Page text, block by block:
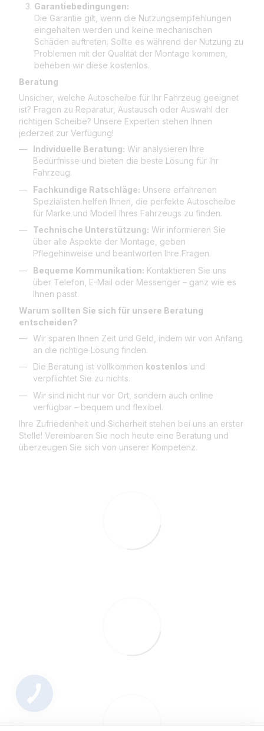
Garantiebedingungen:
Die Garantie gilt, wenn die Nutzungsempfehlungen
eingehalten werden und keine mechanischen
Schäden auftreten. Sollte es während der Nutzung zu
Problemen mit der Qualität der Montage kommen,
beheben wir diese kostenlos.
Beratung
Unsicher, welche Autoscheibe für Ihr Fahrzeug geeignet
ist? Fragen zu Reparatur, Austausch oder Auswahl der
richtigen Scheibe? Unsere Experten stehen Ihnen
jederzeit zur Verfügung!
Individuelle Beratung: Wir analysieren Ihre
Bedürfnisse und bieten die beste Lösung für Ihr
Fahrzeug.
Fachkundige Ratschläge: Unsere erfahrenen
Spezialisten helfen Ihnen, die perfekte Autoscheibe
für Marke und Modell Ihres Fahrzeugs zu finden.
Technische Unterstützung: Wir informieren Sie
über alle Aspekte der Montage, geben
Pflegehinweise und beantworten Ihre Fragen.
Bequeme Kommunikation: Kontaktieren Sie uns
über Telefon, E-Mail oder Messenger – ganz wie es
Ihnen passt.
Warum sollten Sie sich für unsere Beratung
entscheiden?
Wir sparen Ihnen Zeit und Geld, indem wir von Anfang
an die richtige Lösung finden.
Die Beratung ist vollkommen kostenlos und
verpflichtet Sie zu nichts.
Wir sind nicht nur vor Ort, sondern auch online
verfügbar – bequem und flexibel.
Ihre Zufriedenheit und Sicherheit stehen bei uns an erster
Stelle! Vereinbaren Sie noch heute eine Beratung und
überzeugen Sie sich von unserer Kompetenz.